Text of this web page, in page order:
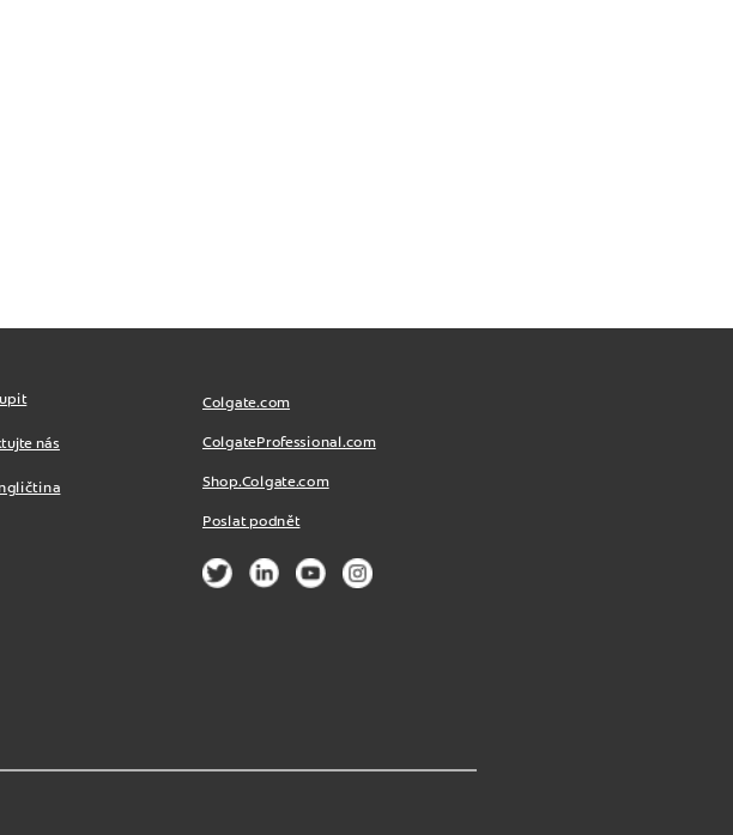
nás
Colgate.com
ColgateProfessional.com
Shop.Colgate.com
Poslat podnět